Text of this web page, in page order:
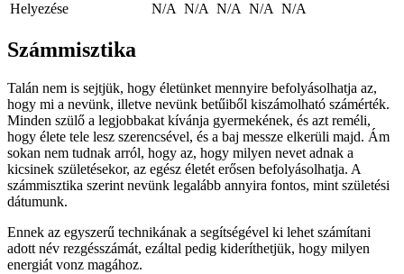
Helyezése
N/A N/A N/A N/A N/A
Számmisztika
Talán nem is sejtjük, hogy életünket mennyire befolyásolhatja az,
hogy mi a nevünk, illetve nevünk betűiből kiszámolható számérték.
Minden szülő a legjobbakat kívánja gyermekének, és azt reméli,
hogy élete tele lesz szerencsével, és a baj messze elkerüli majd. Ám
sokan nem tudnak arról, hogy az, hogy milyen nevet adnak a
kicsinek születésekor, az egész életét erősen befolyásolhatja. A
számmisztika szerint nevünk legalább annyira fontos, mint születési
dátumunk.
Ennek az egyszerű technikának a segítségével ki lehet számítani
adott név rezgésszámát, ezáltal pedig kideríthetjük, hogy milyen
energiát vonz magához.